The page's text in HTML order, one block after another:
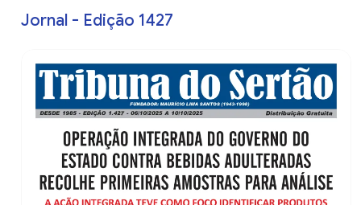
Jornal - Edição 1427